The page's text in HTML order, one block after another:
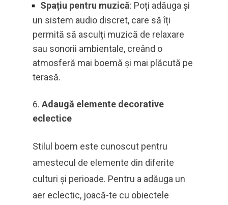
Spațiu pentru muzică: Poți adăuga și
un sistem audio discret, care să îți
permită să asculți muzică de relaxare
sau sonorii ambientale, creând o
atmosferă mai boemă și mai plăcută pe
terasă.
Adaugă elemente decorative
eclectice
Stilul boem este cunoscut pentru
amestecul de elemente din diferite
culturi și perioade. Pentru a adăuga un
aer eclectic, joacă-te cu obiectele